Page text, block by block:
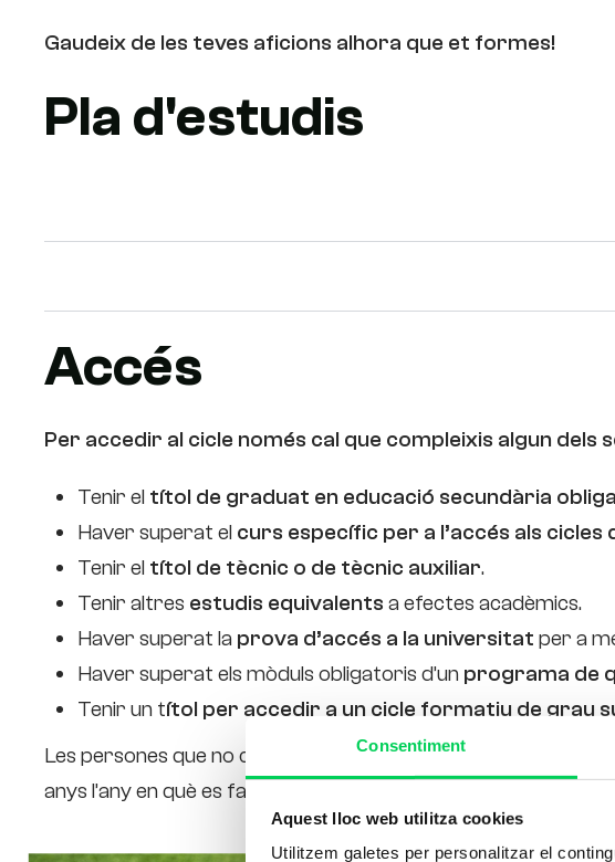
Consentiment
Aquest lloc web utilitza cookies
Utilitzem galetes per personalitzar el
Gaudeix de les teves aficions alhora que et formes!
Pla d'estudis
Accés
Per accedir al cicle només cal que compleixis algun dels
Tenir el títol de graduat en educació secundària
Haver superat el curs específic per a l’accés als cicles
Tenir el títol de tècnic o de tècnic auxiliar.
Tenir altres estudis equivalents a efectes acadèmics.
Haver superat la prova d’accés a la universitat per a
Haver superat els mòduls obligatoris d’un programa de
Tenir un títol per accedir a un cicle formatiu de grau
Les persones que no compleixen cap d’aquests requisits
anys l’any en què es fa la prova.